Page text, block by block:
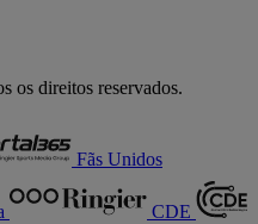
os direitos reservados.
Fãs Unidos
CDE